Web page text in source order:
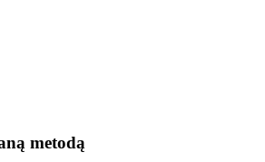
metodą